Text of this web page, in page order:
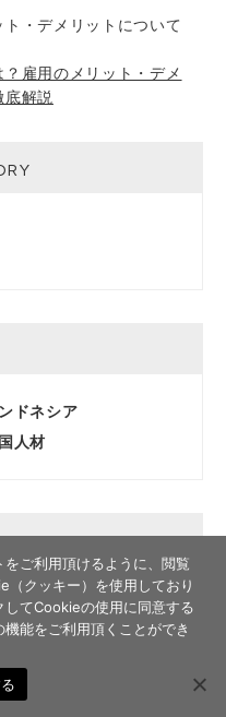
・デメリットについて
雇用のメリット・デメ
底解説
ドネシア
人材
ご利用頂けるように、閲覧
クッキー）を使用しており
してCookieの使用に同意する
能をご利用頂くことができ